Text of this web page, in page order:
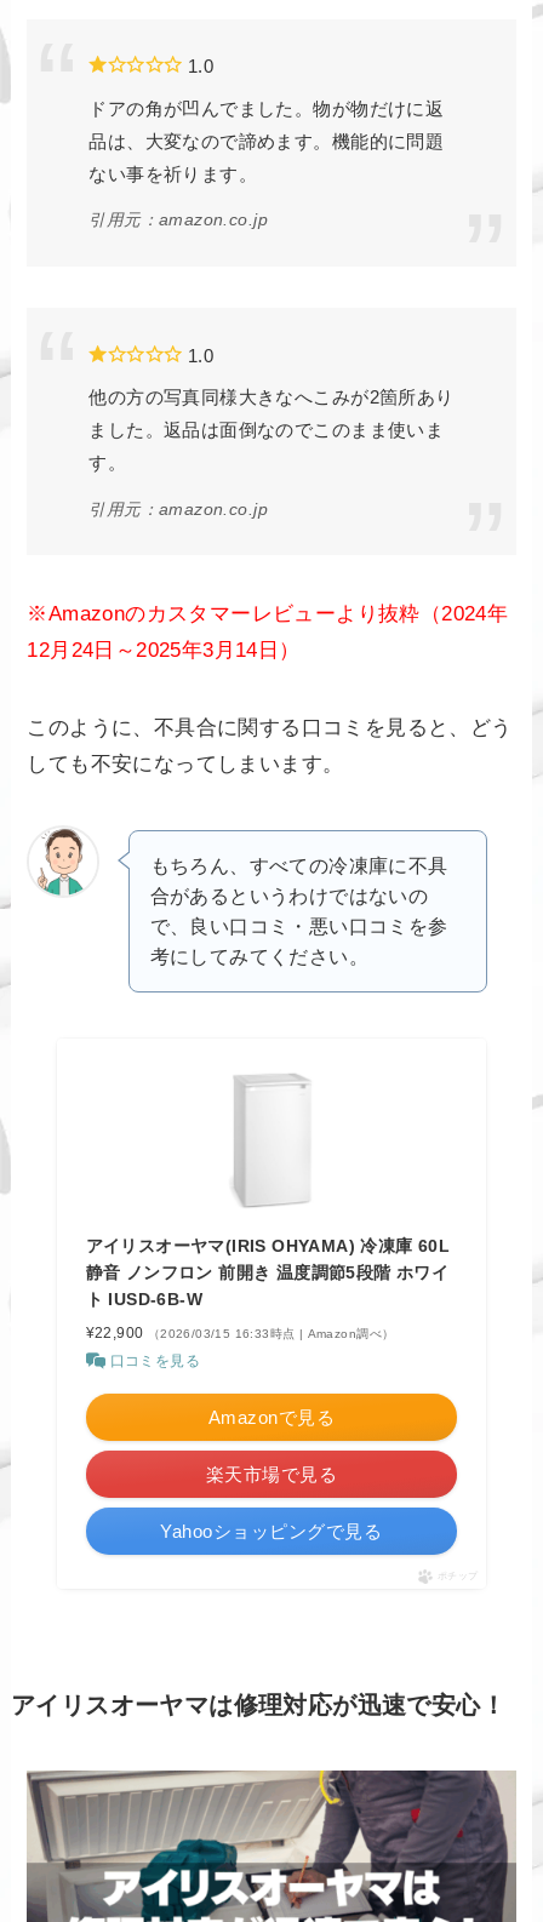
1.0
ドアの角が凹んでました。物が物だけに返
品は、大変なので諦めます。機能的に問題
ない事を祈ります。
引用元：amazon.co.jp
1.0
他の方の写真同様大きなへこみが2箇所あり
ました。返品は面倒なのでこのまま使いま
す。
引用元：amazon.co.jp
※Amazonのカスタマーレビューより抜粋（2024年
12月24日～2025年3月14日）
このように、不具合に関する口コミを見ると、どう
しても不安になってしまいます。
もちろん、すべての冷凍庫に不具
合があるというわけではないの
で、良い口コミ・悪い口コミを参
考にしてみてください。
アイリスオーヤマ(IRIS OHYAMA) 冷凍庫 60L
静音 ノンフロン 前開き 温度調節5段階 ホワイ
ト IUSD-6B-W
¥22,900 （2026/03/15 16:33時点 | Amazon調べ）
口コミを見る
Amazonで見る
楽天市場で見る
Yahooショッピングで見る
ポチップ
アイリスオーヤマは修理対応が迅速で安心！